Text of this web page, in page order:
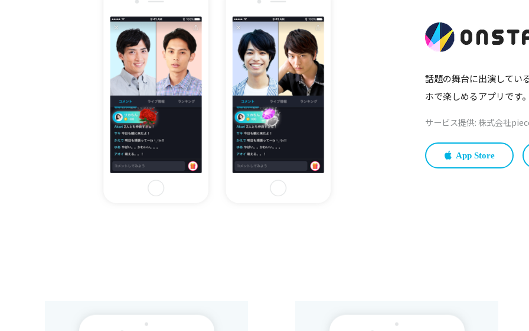
話題の舞台に出演してい
ホで楽しめるアプリです。
サービス提供: 株式会社
App Store